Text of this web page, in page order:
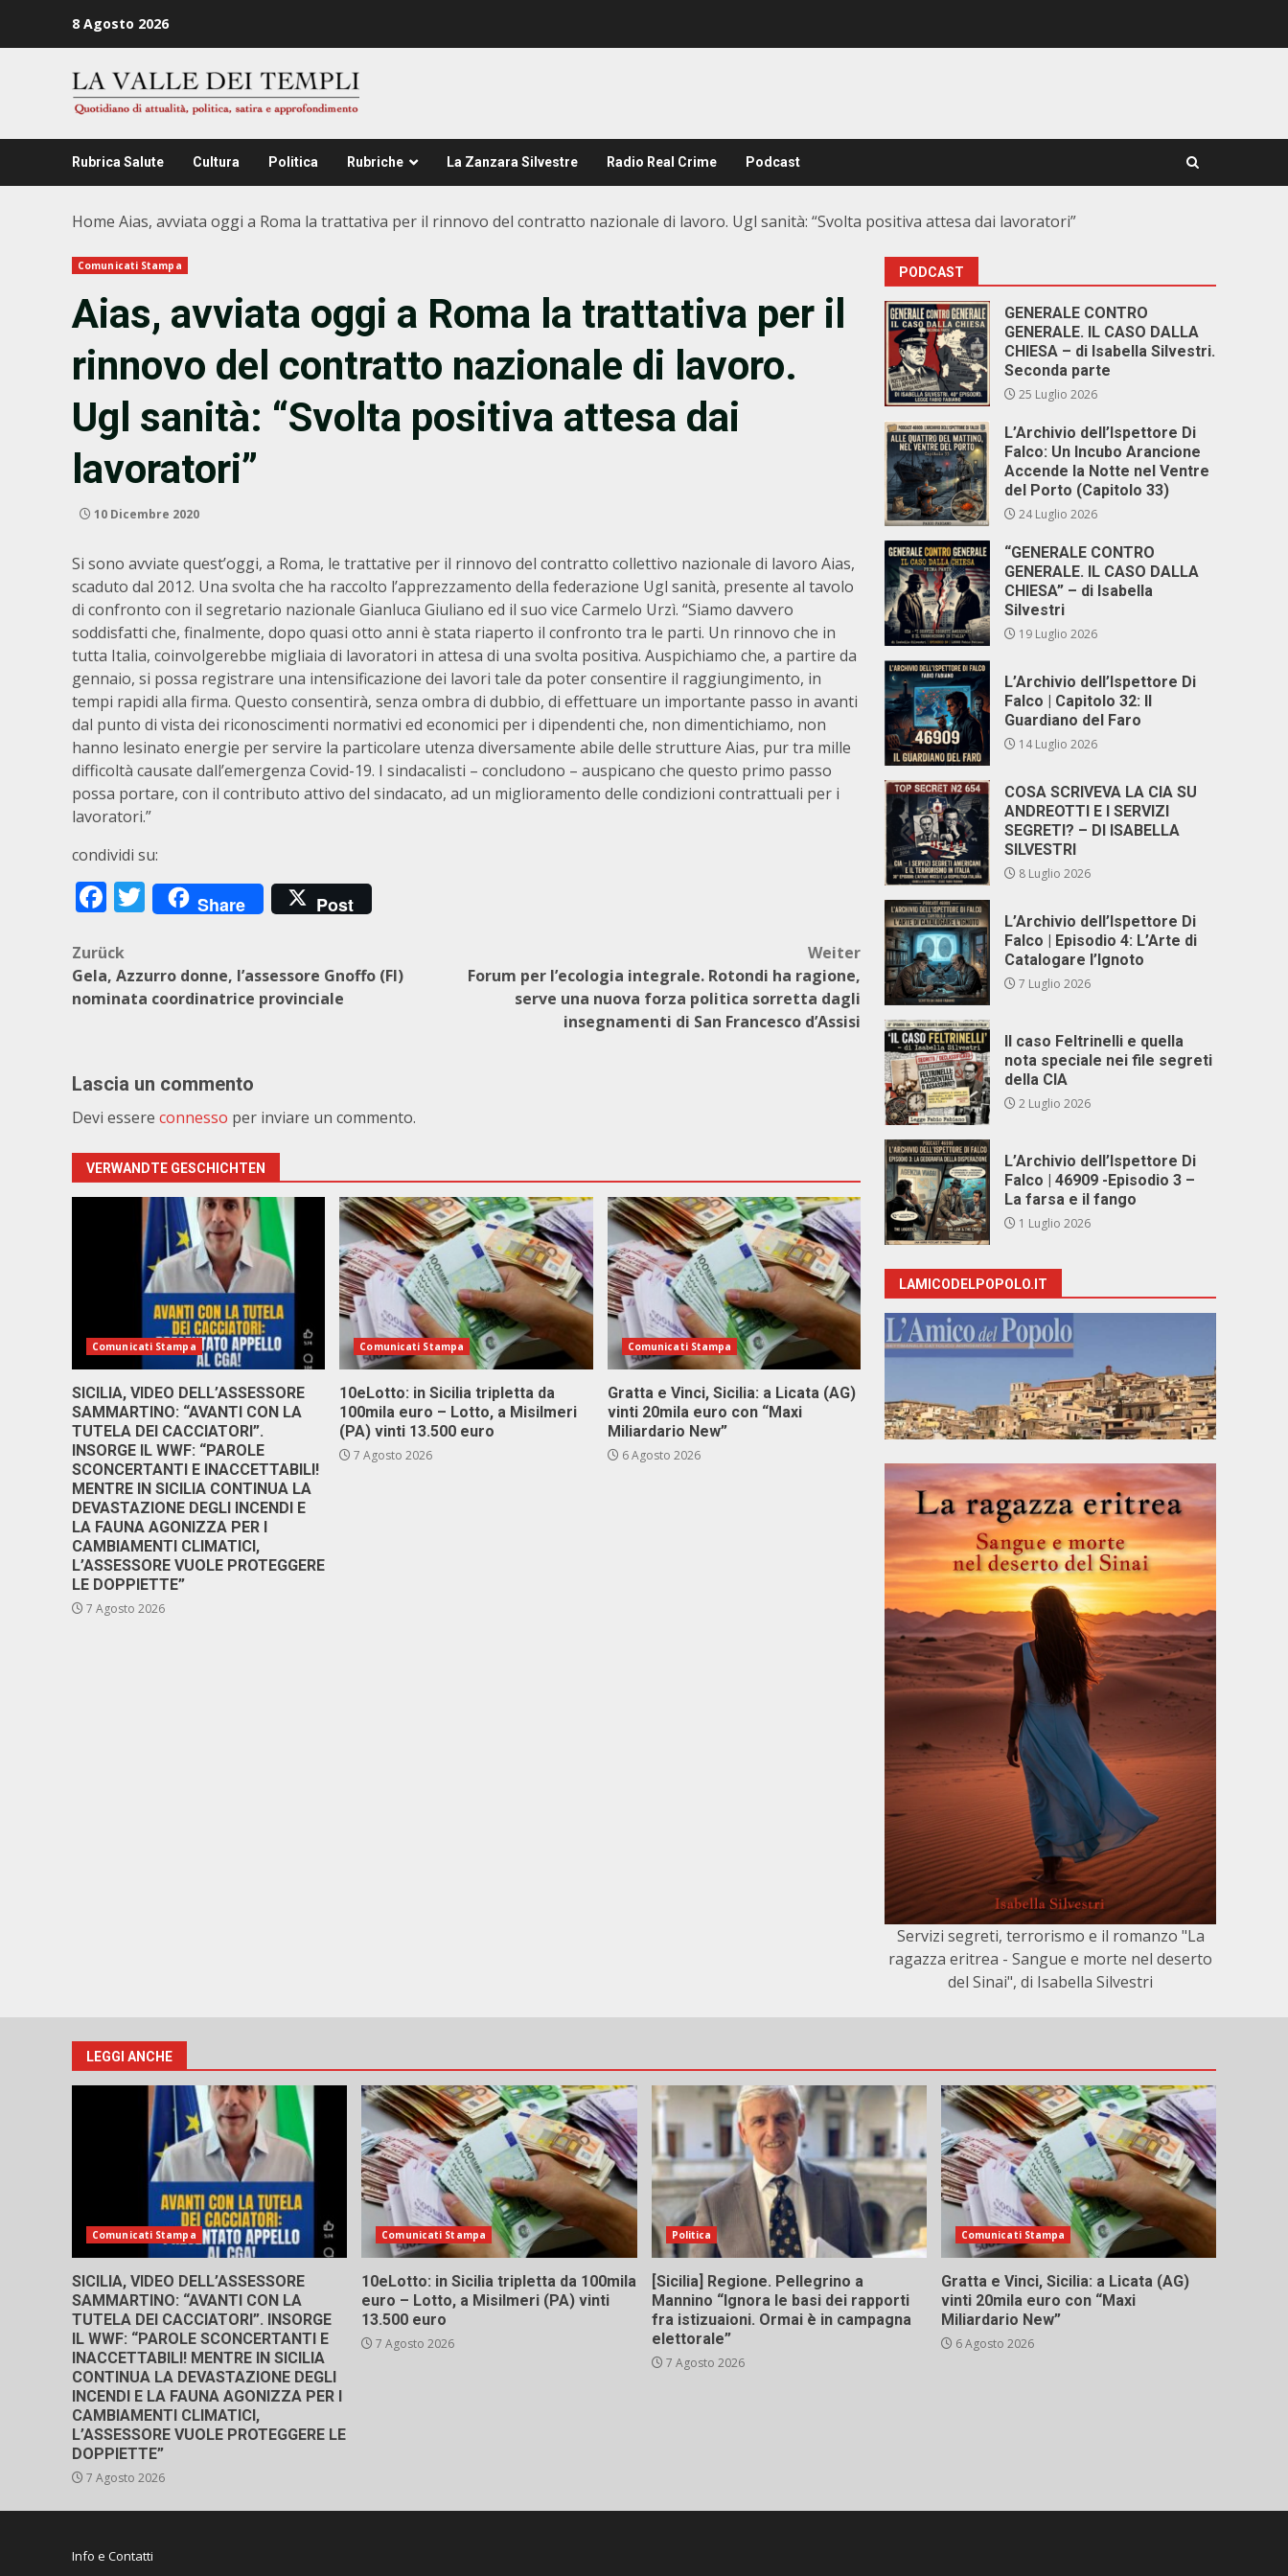
8 Agosto 2026
Rubrica Salute Cultura Politica Rubriche La Zanzara Silvestre Radio Real Crime Podcast
Home Aias, avviata oggi a Roma la trattativa per il rinnovo del contratto nazionale di lavoro. Ugl sanità: “Svolta positiva attesa dai lavoratori”
Comunicati Stampa
Aias, avviata oggi a Roma la trattativa per il
rinnovo del contratto nazionale di lavoro.
Ugl sanità: “Svolta positiva attesa dai
lavoratori”
10 Dicembre 2020
Si sono avviate quest’oggi, a Roma, le trattative per il rinnovo del contratto collettivo nazionale di lavoro Aias,
scaduto dal 2012. Una svolta che ha raccolto l’apprezzamento della federazione Ugl sanità, presente al tavolo
di confronto con il segretario nazionale Gianluca Giuliano ed il suo vice Carmelo Urzì. “Siamo davvero
soddisfatti che, finalmente, dopo quasi otto anni è stata riaperto il confronto tra le parti. Un rinnovo che in
tutta Italia, coinvolgerebbe migliaia di lavoratori in attesa di una svolta positiva. Auspichiamo che, a partire da
gennaio, si possa registrare una intensificazione dei lavori tale da poter consentire il raggiungimento, in
tempi rapidi alla firma. Questo consentirà, senza ombra di dubbio, di effettuare un importante passo in avanti
dal punto di vista dei riconoscimenti normativi ed economici per i dipendenti che, non dimentichiamo, non
hanno lesinato energie per servire la particolare utenza diversamente abile delle strutture Aias, pur tra mille
difficoltà causate dall’emergenza Covid-19. I sindacalisti – concludono – auspicano che questo primo passo
possa portare, con il contributo attivo del sindacato, ad un miglioramento delle condizioni contrattuali per i
lavoratori.”
condividi su:
Facebook
Twitter
Share Post
Beitragsnavigation
Zurück
Gela, Azzurro donne, l’assessore Gnoffo (FI)
nominata coordinatrice provinciale
Weiter
Forum per l’ecologia integrale. Rotondi ha ragione,
serve una nuova forza politica sorretta dagli
insegnamenti di San Francesco d’Assisi
Lascia un commento
Devi essere connesso per inviare un commento.
VERWANDTE GESCHICHTEN
Comunicati Stampa
SICILIA, VIDEO DELL’ASSESSORE
SAMMARTINO: “AVANTI CON LA
TUTELA DEI CACCIATORI”.
INSORGE IL WWF: “PAROLE
SCONCERTANTI E INACCETTABILI!
MENTRE IN SICILIA CONTINUA LA
DEVASTAZIONE DEGLI INCENDI E
LA FAUNA AGONIZZA PER I
CAMBIAMENTI CLIMATICI,
L’ASSESSORE VUOLE PROTEGGERE
LE DOPPIETTE”
7 Agosto 2026
Comunicati Stampa
10eLotto: in Sicilia tripletta da
100mila euro – Lotto, a Misilmeri
(PA) vinti 13.500 euro
7 Agosto 2026
Comunicati Stampa
Gratta e Vinci, Sicilia: a Licata (AG)
vinti 20mila euro con “Maxi
Miliardario New”
6 Agosto 2026
PODCAST
GENERALE CONTRO
GENERALE. IL CASO DALLA
CHIESA – di Isabella Silvestri.
Seconda parte
25 Luglio 2026
L’Archivio dell’Ispettore Di
Falco: Un Incubo Arancione
Accende la Notte nel Ventre
del Porto (Capitolo 33)
24 Luglio 2026
“GENERALE CONTRO
GENERALE. IL CASO DALLA
CHIESA” – di Isabella
Silvestri
19 Luglio 2026
L’Archivio dell’Ispettore Di
Falco | Capitolo 32: Il
Guardiano del Faro
14 Luglio 2026
COSA SCRIVEVA LA CIA SU
ANDREOTTI E I SERVIZI
SEGRETI? – DI ISABELLA
SILVESTRI
8 Luglio 2026
L’Archivio dell’Ispettore Di
Falco | Episodio 4: L’Arte di
Catalogare l’Ignoto
7 Luglio 2026
Il caso Feltrinelli e quella
nota speciale nei file segreti
della CIA
2 Luglio 2026
L’Archivio dell’Ispettore Di
Falco | 46909 -Episodio 3 –
La farsa e il fango
1 Luglio 2026
LAMICODELPOPOLO.IT
Servizi segreti, terrorismo e il romanzo "La
ragazza eritrea - Sangue e morte nel deserto
del Sinai", di Isabella Silvestri
LEGGI ANCHE
Comunicati Stampa
SICILIA, VIDEO DELL’ASSESSORE
SAMMARTINO: “AVANTI CON LA
TUTELA DEI CACCIATORI”. INSORGE
IL WWF: “PAROLE SCONCERTANTI E
INACCETTABILI! MENTRE IN SICILIA
CONTINUA LA DEVASTAZIONE DEGLI
INCENDI E LA FAUNA AGONIZZA PER I
CAMBIAMENTI CLIMATICI,
L’ASSESSORE VUOLE PROTEGGERE LE
DOPPIETTE”
7 Agosto 2026
Comunicati Stampa
10eLotto: in Sicilia tripletta da 100mila
euro – Lotto, a Misilmeri (PA) vinti
13.500 euro
7 Agosto 2026
Politica
[Sicilia] Regione. Pellegrino a
Mannino “Ignora le basi dei rapporti
fra istizuaioni. Ormai è in campagna
elettorale”
7 Agosto 2026
Comunicati Stampa
Gratta e Vinci, Sicilia: a Licata (AG)
vinti 20mila euro con “Maxi
Miliardario New”
6 Agosto 2026
Info e Contatti